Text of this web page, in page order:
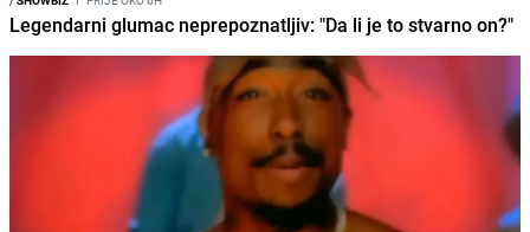
Legendarni glumac neprepoznatljiv: "Da li je to stvarno on?"